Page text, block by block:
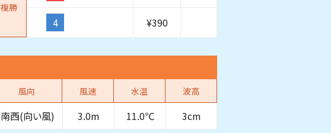
複勝
4 ¥390
風向
南西(向い風)
風速
3.0m
水温
11.0℃
波高
3cm